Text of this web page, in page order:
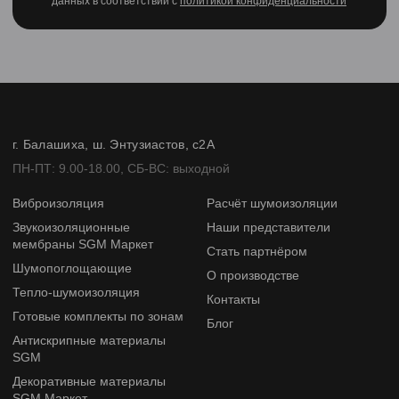
г. Балашиха, ш. Энтузиастов, с2А
ПН-ПТ: 9.00-18.00, СБ-ВС: выходной
Виброизоляция
Звукоизоляционные
мембраны SGM Маркет
Шумопоглощающие
Тепло-шумоизоляция
Готовые комплекты по зонам
Антискрипные материалы
SGM
Декоративные материалы
Расчёт шумоизоляции
Наши представители
Стать партнёром
О производстве
Контакты
Блог